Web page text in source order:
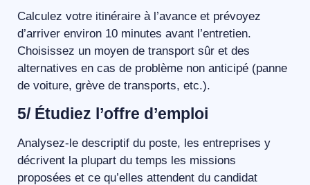
Calculez votre itinéraire à l’avance et prévoyez
d’arriver environ 10 minutes avant l’entretien.
Choisissez un moyen de transport sûr et des
alternatives en cas de problème non anticipé (panne
de voiture, grève de transports, etc.).
5/ Étudiez l’offre d’emploi
Analysez-le descriptif du poste, les entreprises y
décrivent la plupart du temps les missions
proposées et ce qu’elles attendent du candidat